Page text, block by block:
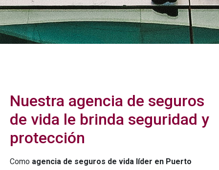
Nuestra agencia de seguros
de vida le brinda seguridad y
protección
Como agencia de seguros de vida líder en Puerto